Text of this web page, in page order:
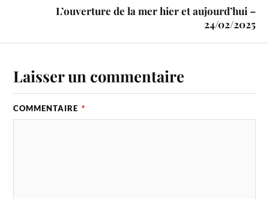
L’ouverture de la mer hier et aujourd’hui –
24/02/2025
Laisser un commentaire
COMMENTAIRE *